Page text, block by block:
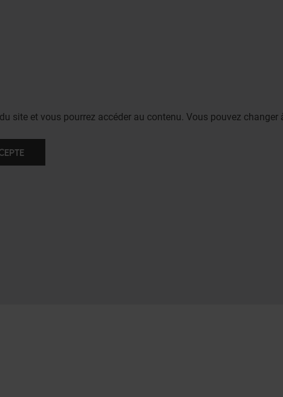
site et vous pourrez accéder au contenu. Vous pouvez